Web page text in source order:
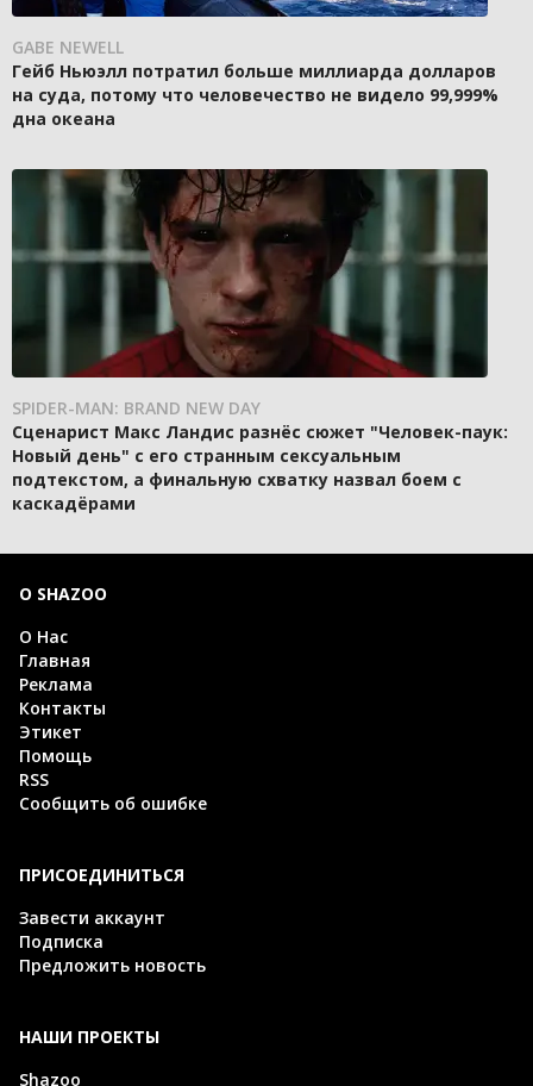
GABE NEWELL
Гейб Ньюэлл потратил больше миллиарда долларов
на суда, потому что человечество не видело 99,999%
дна океана
SPIDER-MAN: BRAND NEW DAY
Сценарист Макс Ландис разнёс сюжет "Человек-паук:
Новый день" с его странным сексуальным
подтекстом, а финальную схватку назвал боем с
каскадёрами
О SHAZOO
О Нас
Главная
Реклама
Контакты
Этикет
Помощь
RSS
Сообщить об ошибке
ПРИСОЕДИНИТЬСЯ
Завести аккаунт
Подписка
Предложить новость
НАШИ ПРОЕКТЫ
Shazoo